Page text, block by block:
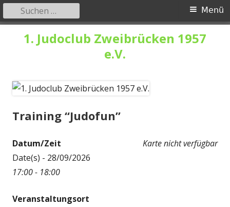
1. Judoclub Zweibrücken 1957
e.V.
Primäres
Menü
Menü
Suchen
nach:
Training “Judofun”
Karte nicht verfügbar
Datum/Zeit
Date(s) - 28/09/2026
17:00 - 18:00
Veranstaltungsort